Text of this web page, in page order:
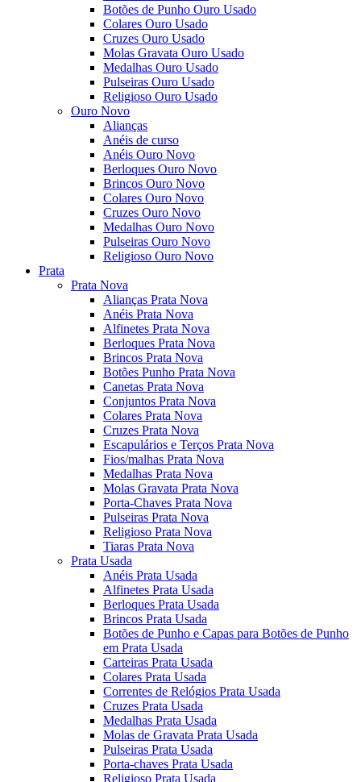
Botões de Punho Ouro Usado
Colares Ouro Usado
Cruzes Ouro Usado
Molas Gravata Ouro Usado
Medalhas Ouro Usado
Pulseiras Ouro Usado
Religioso Ouro Usado
Ouro Novo
Alianças
Anéis de curso
Anéis Ouro Novo
Berloques Ouro Novo
Brincos Ouro Novo
Colares Ouro Novo
Cruzes Ouro Novo
Medalhas Ouro Novo
Pulseiras Ouro Novo
Religioso Ouro Novo
Prata
Prata Nova
Alianças Prata Nova
Anéis Prata Nova
Alfinetes Prata Nova
Berloques Prata Nova
Brincos Prata Nova
Botões Punho Prata Nova
Canetas Prata Nova
Conjuntos Prata Nova
Colares Prata Nova
Cruzes Prata Nova
Escapulários e Terços Prata Nova
Fios/malhas Prata Nova
Medalhas Prata Nova
Molas Gravata Prata Nova
Porta-Chaves Prata Nova
Pulseiras Prata Nova
Religioso Prata Nova
Tiaras Prata Nova
Prata Usada
Anéis Prata Usada
Alfinetes Prata Usada
Berloques Prata Usada
Brincos Prata Usada
Botões de Punho e Capas para Botões de Punho
em Prata Usada
Carteiras Prata Usada
Colares Prata Usada
Correntes de Relógios Prata Usada
Cruzes Prata Usada
Medalhas Prata Usada
Molas de Gravata Prata Usada
Pulseiras Prata Usada
Porta-chaves Prata Usada
Religioso Prata Usada